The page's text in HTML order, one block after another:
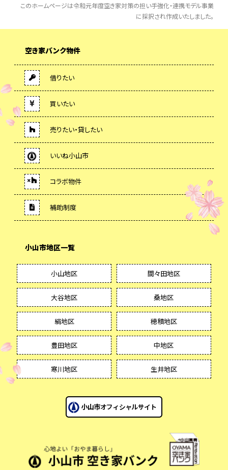
このホームページは令和元年度空き家対策の担い手強化・連携モデル事業
に採択され作成いたしました。
空き家バンク物件
借りたい
買いたい
売りたい・貸したい
いいね小山市
コラボ物件
補助制度
小山市地区一覧
小山地区 間々田地区
大谷地区 桑地区
絹地区 穂積地区
豊田地区 中地区
寒川地区 生井地区